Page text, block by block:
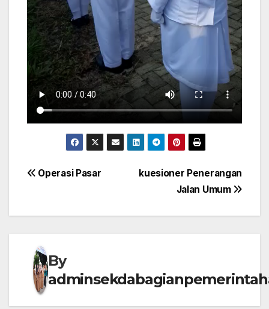
Post
kuesioner Penerangan
Jalan Umum
Operasi Pasar
By